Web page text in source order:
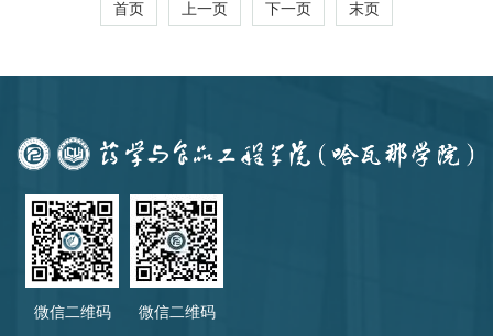
首页 上一页 下一页 末页
微信二维码 微信二维码